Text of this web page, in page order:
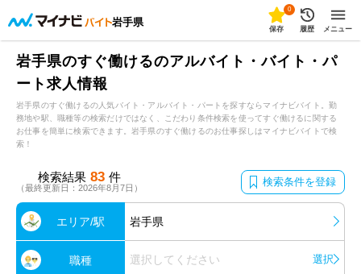
岩手県
0
保存 履歴 メニュー
岩手県のすぐ働けるのアルバイト・バイト・パ
ート求人情報
岩手県のすぐ働けるの人気バイト・アルバイト・パートを探すならマイナビバイト。勤
務地や駅、職種等の検索だけではなく、こだわり条件検索を使ってすぐ働けるに関する
お仕事を簡単に検索できます。岩手県のすぐ働けるのお仕事探しはマイナビバイトで検
索！
検索結果 83 件
（最終更新日：2026年8月7日） 検索条件を登録
エリア/駅 岩手県
職種 選択してください 選択